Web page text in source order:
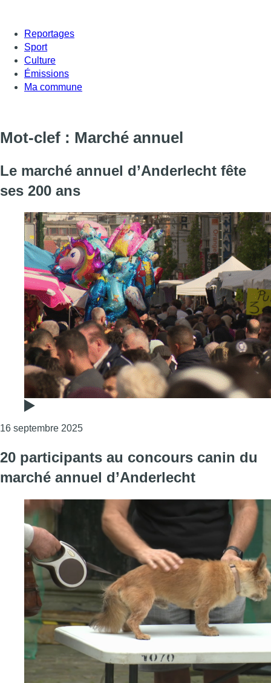
Reportages
Sport
Culture
Émissions
Ma commune
Mot-clef : Marché annuel
Le marché annuel d’Anderlecht fête
ses 200 ans
16 septembre 2025Consulter l'article "Le marché annuel
20 participants au concours canin du
marché annuel d’Anderlecht